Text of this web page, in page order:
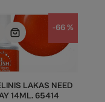
-66 %
LAKAS NEED
14ML. 65414